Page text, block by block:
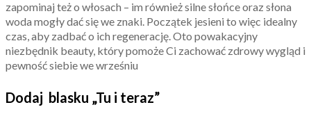
zapominaj też o włosach – im również silne słońce oraz słona
woda mogły dać się we znaki. Początek jesieni to więc idealny
czas, aby zadbać o ich regenerację. Oto powakacyjny
niezbędnik beauty, który pomoże Ci zachować zdrowy wygląd i
pewność siebie we wrześniu
Dodaj blasku „Tu i teraz”